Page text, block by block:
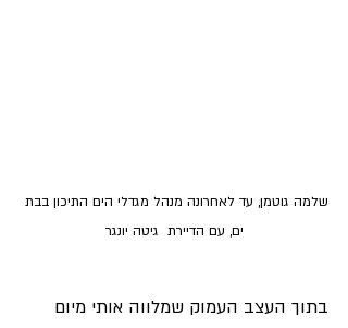
שלמה גוטמן, עד לאחרונה מנהל מגדלי הים התיכון בבת
ים, עם הדיירת  גיטה יונגר
בתוך העצב העמוק שמלווה אותי מיום